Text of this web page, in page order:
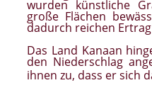
wurden künstliche
große Flächen
dadurch reichen
Das Land Kanaan
den Niederschlag
ihnen zu, dass er sich